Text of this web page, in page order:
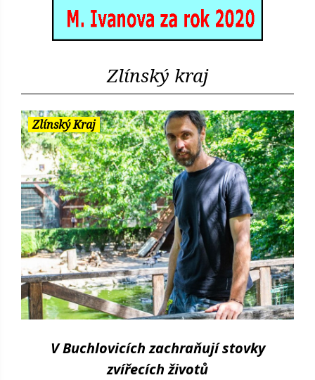
Zlínský kraj
Zlínský Kraj
V Buchlovicích zachraňují stovky
zvířecích životů